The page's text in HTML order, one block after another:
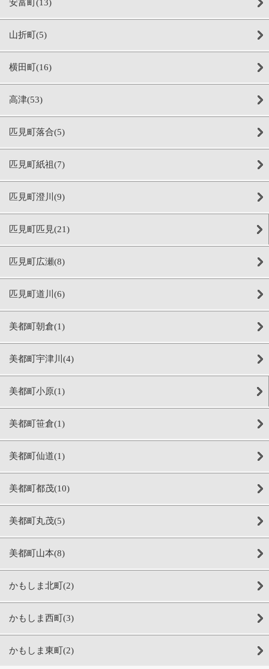
安富町(13)
山折町(5)
横田町(16)
高津(53)
匹見町落合(5)
匹見町紙祖(7)
匹見町澄川(9)
匹見町匹見(21)
匹見町広瀬(8)
匹見町道川(6)
美都町朝倉(1)
美都町宇津川(4)
美都町小原(1)
美都町笹倉(1)
美都町仙道(1)
美都町都茂(10)
美都町丸茂(5)
美都町山本(8)
かもしま北町(2)
かもしま西町(3)
かもしま東町(2)